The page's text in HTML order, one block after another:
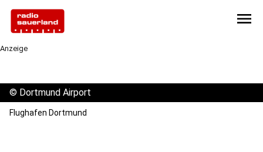
menu
Anzeige
© Dortmund Airport
Flughafen Dortmund